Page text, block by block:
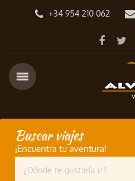
+34 954 210 062
Buscar viajes
¡Encuentra tu aventura!